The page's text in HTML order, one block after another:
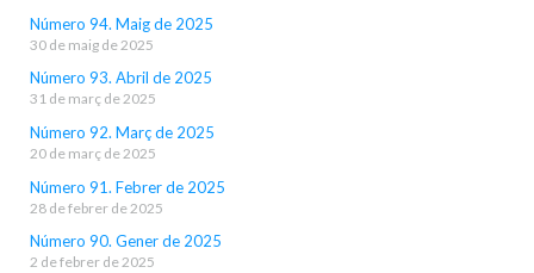
Número 94. Maig de 2025
30 de maig de 2025
Número 93. Abril de 2025
31 de març de 2025
Número 92. Març de 2025
20 de març de 2025
Número 91. Febrer de 2025
28 de febrer de 2025
Número 90. Gener de 2025
2 de febrer de 2025